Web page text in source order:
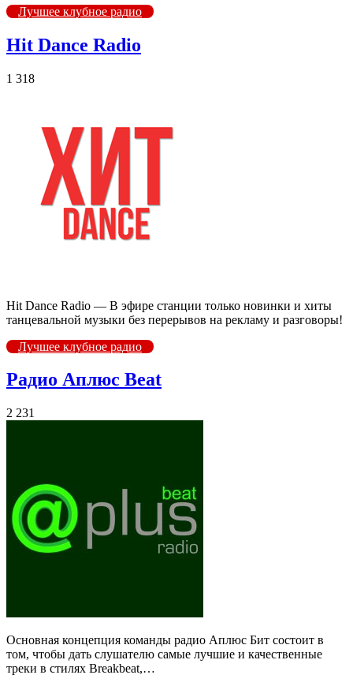
Лучшее клубное радио
Hit Dance Radio
1 318
Hit Dance Radio — В эфире станции только новинки и хиты
танцевальной музыки без перерывов на рекламу и разговоры!
Лучшее клубное радио
Радио Аплюс Beat
2 231
Основная концепция команды радио Аплюс Бит состоит в
том, чтобы дать слушателю самые лучшие и качественные
треки в стилях Breakbeat,…